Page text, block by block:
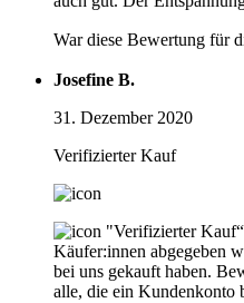
War diese Bewertung für
Josefine B.
31. Dezember 2020
Verifizierter Kauf
"Verifizierter
Käufer:innen abgegeben
bei uns gekauft haben.
alle, die ein Kundenkonto